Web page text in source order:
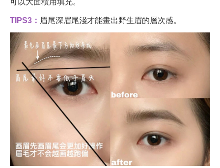
可以大面積用填充。
TIPS3： 眉尾深眉尾淺才能畫出野生眉的層次感。